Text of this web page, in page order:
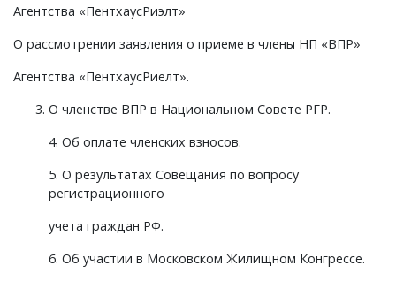
Агентства «ПентхаусРиэлт»
О рассмотрении заявления о приеме в члены НП «ВПР»
Агентства «ПентхаусРиелт».
О членстве ВПР в Национальном Совете РГР.
4. Об оплате членских взносов.
5. О результатах Совещания по вопросу
регистрационного
учета граждан РФ.
6. Об участии в Московском Жилищном Конгрессе.